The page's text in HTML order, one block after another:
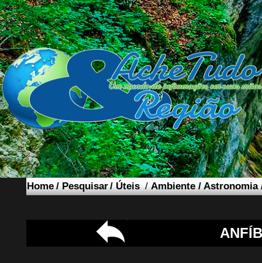
Home/Pesquisar/Úteis/Ambiente /Astronomia